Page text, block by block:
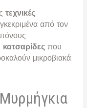
τεχνικές
από τον
κατσαρίδες που
μικροβιακά